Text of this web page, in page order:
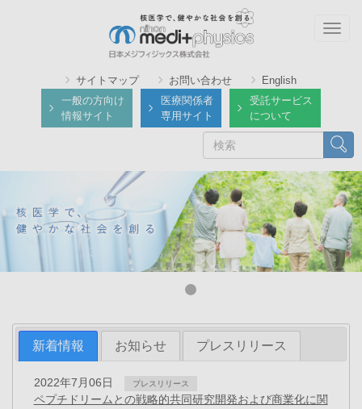
サイトマップ お問い合わせ
English
一般の方向け
情報サイト
医療関係者
専用サイト
受託サービス
について
検索
新着情報 お知らせ プレスリリース
2022年7月06日 プレスリリース
ペプチドリームとの戦略的共同研究開発および商業化に関